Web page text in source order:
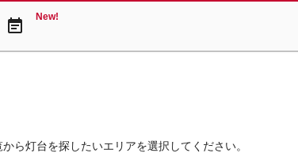
event_note New!
ら灯台を探したいエリアを選択してください。